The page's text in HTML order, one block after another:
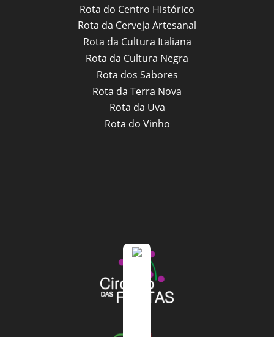
Rota do Centro Histórico
Rota da Cerveja Artesanal
Rota da Cultura Italiana
Rota da Cultura Negra
Rota dos Sabores
Rota da Terra Nova
Rota da Uva
Rota do Vinho